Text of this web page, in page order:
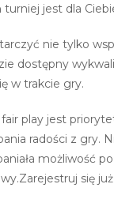
jest dla
nie tylko
dostępny
w trakcie gry.
play jest
radości z gry.
możliwość
się